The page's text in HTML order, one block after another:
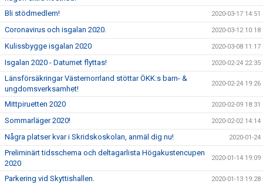
Bli stödmedlem!
2020-03-17 14:51
Coronavirus och isgalan 2020. 2020-03-12 10:18
Kulissbygge isgalan 2020 2020-03-08 11:17
Isgalan 2020 - Datumet flyttas! 2020-02-24 22:35
Länsförsäkringar Västernorrland stöttar ÖKK:s barn- &
ungdomsverksamhet!
2020-02-24 19:26
Mittpiruetten 2020 2020-02-09 18:31
Sommarläger 2020! 2020-02-02 14:14
Några platser kvar i Skridskoskolan, anmäl dig nu! 2020-01-24
Preliminärt tidsschema och deltagarlista Högakustencupen
2020
2020-01-14 19:09
Parkering vid Skyttishallen. 2020-01-13 19:28